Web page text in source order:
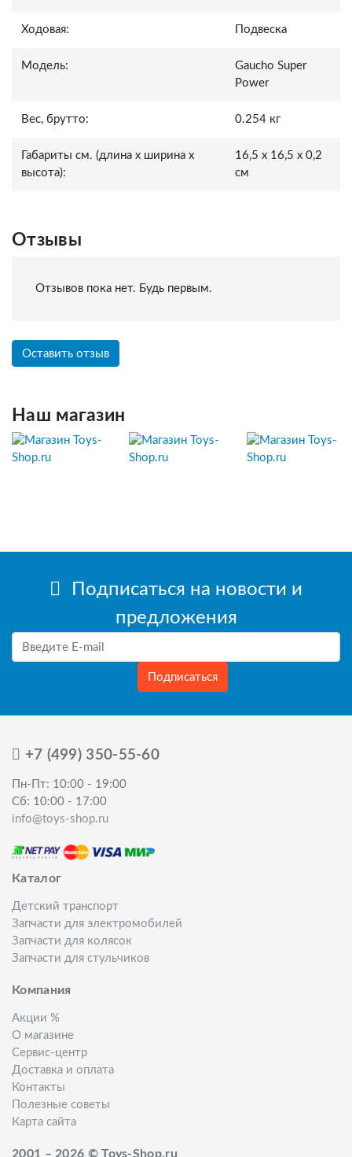
Ходовая: Подвеска
Модель:
Gaucho Super
Power
Вес, брутто: 0.254 кг
Габариты см. (длина x ширина x
высота):
16,5 x 16,5 x 0,2
см
Отзывы
Отзывов пока нет. Будь первым.
Оставить отзыв
Наш магазин
Подписаться на новости и
предложения
Подписаться
+7 (499) 350-55-60
Пн-Пт: 10:00 - 19:00
Сб: 10:00 - 17:00
info@toys-shop.ru
Каталог
Детский транспорт
Запчасти для электромобилей
Запчасти для колясок
Запчасти для стульчиков
Компания
Акции %
О магазине
Сервис-центр
Доставка и оплата
Контакты
Полезные советы
Карта сайта
2001 – 2026 © Toys-Shop.ru